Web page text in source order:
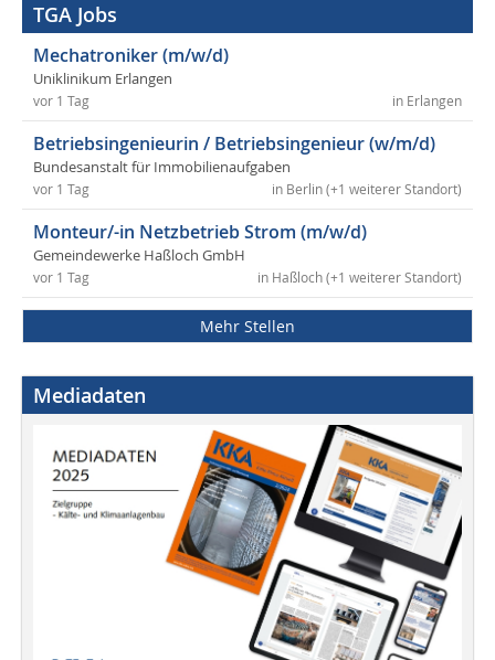
TGA Jobs
Mechatroniker (m/w/d)
Uniklinikum Erlangen
in Erlangen
vor 1 Tag
Betriebsingenieurin / Betriebsingenieur (w/m/d)
Bundesanstalt für Immobilienaufgaben
in Berlin (+1 weiterer Standort)
vor 1 Tag
Monteur/-in Netzbetrieb Strom (m/w/d)
Gemeindewerke Haßloch GmbH
in Haßloch (+1 weiterer Standort)
vor 1 Tag
Mehr Stellen
Mediadaten